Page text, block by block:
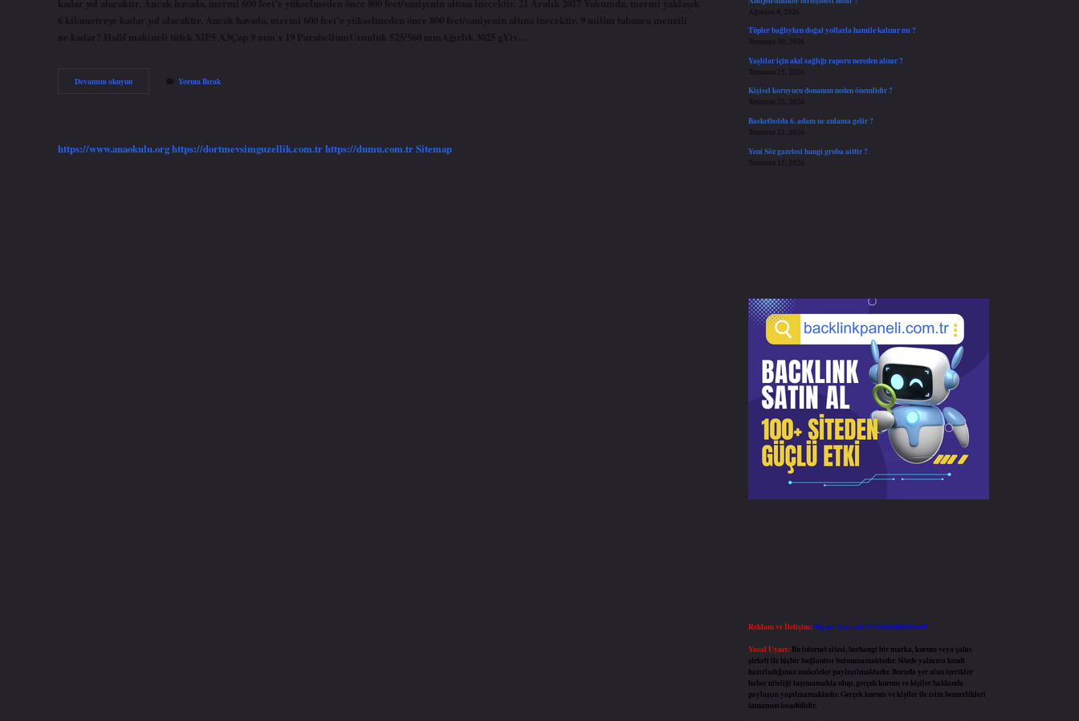
6 kilometreye kadar yol alacaktır. Ancak havada, mermi 600 feet’e yükselmeden önce 800 feet/saniyenin altına inecektir. 9 milim tabanca menzili
ne kadar? Hafif makineli tüfek MP5 A3Çap 9 mm x 19 ParabellumUzunluk 525/560 mmAğırlık 3025 gYiv…
Devamını okuyunTabanca
Yorum Bırak
https://www.anaokulu.orghttps://dortmevsimguzellik.com.trhttps://dumu.com.trSitemap
Ağustos 4, 2026
Tüpler bağlıyken doğal yollarla hamile kalınır mı ?
Temmuz 30, 2026
Yaşlılar için akıl sağlığı raporu nereden alınır ?
Temmuz 25, 2026
Kişisel koruyucu donanım neden önemlidir ?
Temmuz 25, 2026
Basketbolda 6. adam ne anlama gelir ?
Temmuz 21, 2026
Yeni Söz gazetesi hangi gruba aittir ?
Temmuz 15, 2026
Reklam ve İletişim:Skype: live:.cid.575569c608265c69
Yasal Uyarı: Bu internet sitesi, herhangi bir marka, kurum veya şahıs
şirketi ile hiçbir bağlantısı bulunmamaktadır. Sitede yalnızca kendi
hazırladığımız makaleler paylaşılmaktadır. Burada yer alan içerikler
haber niteliği taşımamakta olup, gerçek kurum ve kişiler hakkında
paylaşım yapılmamaktadır. Gerçek kurum ve kişiler ile isim benzerlikleri
tamamen tesadüfidir.